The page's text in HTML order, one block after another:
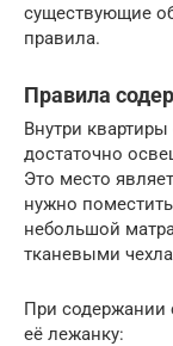
существующие
правила.
Правила
Внутри
достаточно
Это место
нужно
небольшой
тканевыми
При содержании
её лежанку: